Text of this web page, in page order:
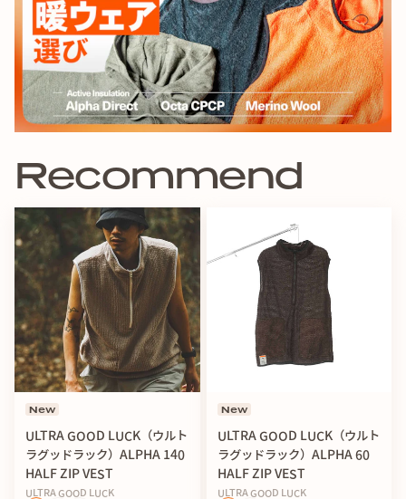
のですが、バックパックとの関係性など考えるともう少し工
夫できるのではないか？と考えた結果、それがサイドジップ
という機能でした。また、Wジップとする事でウェアリング
の自由度も増えるのではないかと考えました。
【サイドジップ仕様にした事で何が変わったか】
- 稜線上などで風が冷たい時、ポケットのように手を入れて温
めることができた
（ポケットとしての収納の機能はなく、スルーポケットとし
て使えます）
- バックパックのウエストハーネスをベストの内側で固定でき
るようになった
（アルファとの擦れや腰回りの窮屈感がなくなり、見た目も
スッキリした）
- 停滞時やリカバリー時に開放感があって気持ちがいい
などのアクティブインサレーションとして有益な発見が多く
見られました。
また、フードについては、他の製品（ALPHA HOODIE 140
シリーズ等）と比べて開口を大きくしています。
ALPHA 90 SIDE ZIP VESTではセンタージップを設けていな
Recommend
New
ULTRA GOOD LUCK（ウルト
ラグッドラック）ALPHA 140
HALF ZIP VEST
ULTRA GOOD LUCK
New
ULTRA GOOD LUCK（ウルト
ラグッドラック）ALPHA 60
HALF ZIP VEST
ULTRA GOOD LUCK